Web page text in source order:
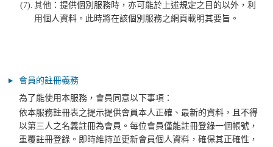
(7). 其他：提供個別服務時，亦可能於上述規定之目的以外，利
用個人資料。此時將在該個別服務之網頁載明其要旨。
會員的註冊義務
為了能使用本服務，會員同意以下事項：
依本服務註冊表之提示提供會員本人正確、最新的資料，且不得
以第三人之名義註冊為會員。每位會員僅能註冊登錄一個帳號，
重覆註冊登錄。即時維持並更新會員個人資料，確保其正確性，